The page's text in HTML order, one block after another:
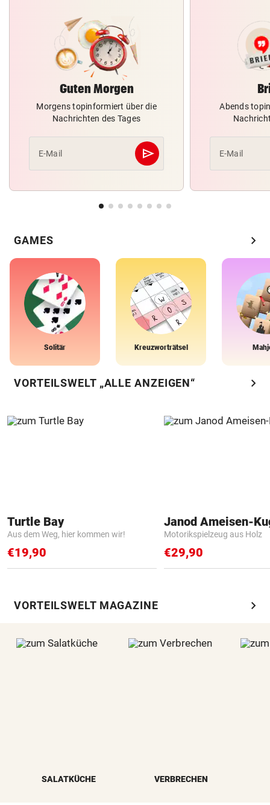
Guten Morgen
Morgens topinformiert über die
Nachrichten des Tages
E-Mail send
Abschicken
Abends
E-Mail
GAMES chevron_right
Solitär Kreuzworträtsel
VORTEILSWELT „ALLE ANZEIGEN“ chevron_right
Turtle Bay
Aus dem Weg, hier kommen wir!
€19,90
Janod Ameisen-
Motorikspielzeug aus Holz
€29,90
VORTEILSWELT MAGAZINE chevron_right
SALATKÜCHE VERBRECHEN